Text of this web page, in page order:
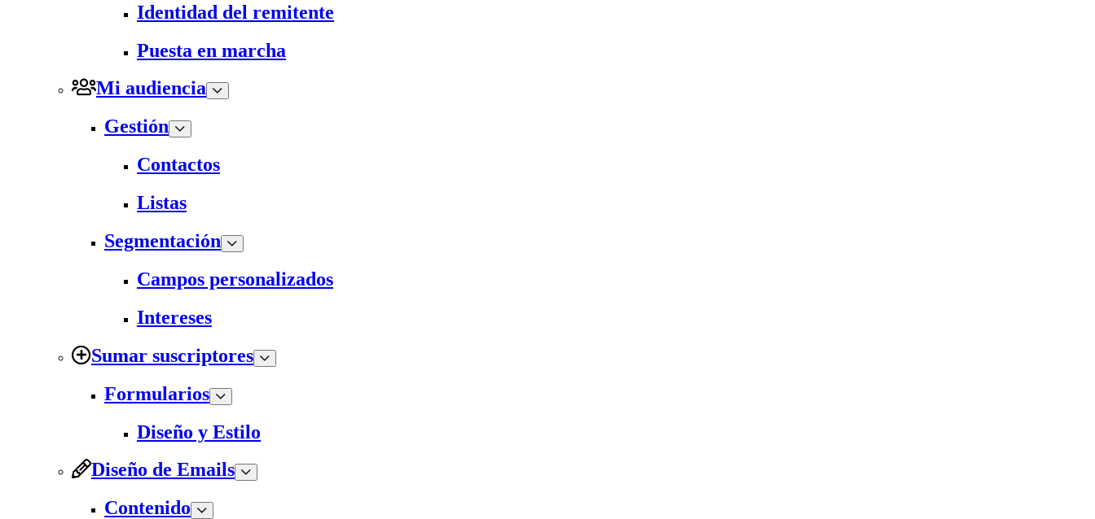
Identidad del remitente
Puesta en marcha
Mi audiencia
Gestión
Contactos
Listas
Segmentación
Campos personalizados
Intereses
Sumar suscriptores
Formularios
Diseño y Estilo
Diseño de Emails
Contenido